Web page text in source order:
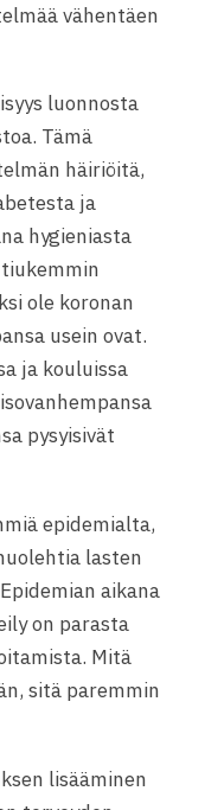
vähentäen
luonnosta
Tämä
häiriöitä,
ja
hygieniasta
ole koronan
usein ovat.
ja kouluissa
pysyisivät
epidemialta,
lasten
aikana
on parasta
Mitä
sitä paremmin
lisääminen